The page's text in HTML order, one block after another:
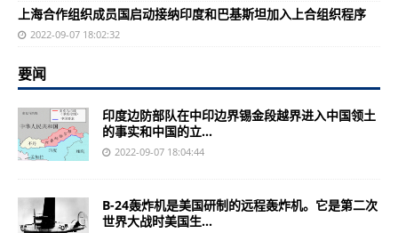
上海合作组织成员国启动接纳印度和巴基斯坦加入上合组织程序
2022-09-07 18:02:32
要闻
印度边防部队在中印边界锡金段越界进入中国领土
的事实和中国的立...
2022-09-07 18:04:44
B-24轰炸机是美国研制的远程轰炸机。它是第二次
世界大战时美国生...